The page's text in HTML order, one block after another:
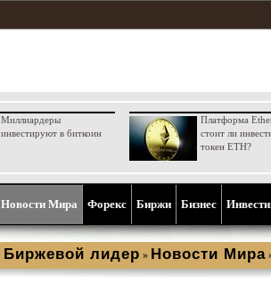
Миллиардеры
инвестируют в биткоин
Платформа
стоит ли
токен ETH?
Новости Мира Форекс Биржи Бизнес
Биржевой лидер » Новости Мира